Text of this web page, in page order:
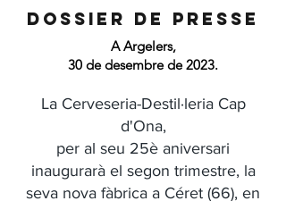
DOSSIER de presse
A Argelers,
30 de desembre de 2023.
La Cerveseria-Destil·leria Cap
d'Ona,
per al seu 25è aniversari
inaugurarà el segon trimestre, la
seva nova fàbrica a Céret (66), en